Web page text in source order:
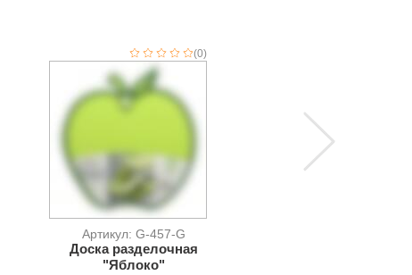
(0)
Артикул: G-457-G
Доска разделочная
"Яблоко"